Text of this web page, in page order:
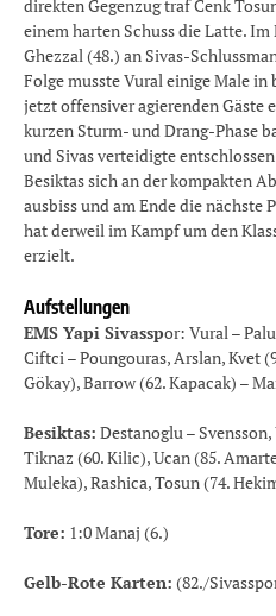
direkten Gegenzug traf Cenk
einem harten Schuss die Latte.
Ghezzal (48.) an Sivas-
Folge musste Vural einige Male
jetzt offensiver agierenden Gäste
kurzen Sturm- und Drang-Phase
und Sivas verteidigte
Besiktas sich an der kompakten
ausbiss und am Ende die nächste
hat derweil im Kampf um den
erzielt.
Aufstellungen
EMS Yapi Sivasspor: Vural –
Ciftci – Poungouras, Arslan, Kvet
Gökay), Barrow (62. Kapacak) –
Besiktas: Destanoglu –
Tiknaz (60. Kilic), Ucan (85.
Muleka), Rashica, Tosun (74.
Tore: 1:0 Manaj (6.)
Gelb-Rote Karten: (82./